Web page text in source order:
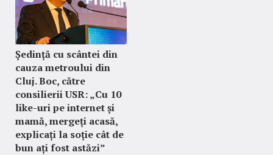
Ședință cu scântei din
cauza metroului din
Cluj. Boc, către
consilierii USR: „Cu 10
like-uri pe internet și
mamă, mergeți acasă,
explicați la soție cât de
bun ați fost astăzi”